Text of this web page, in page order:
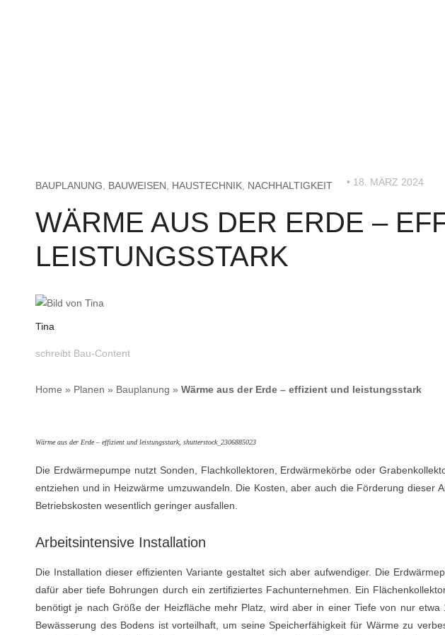
BAUPLANUNG BAUWEISEN HAUSTECHNIK NACHHALTIGKEIT • 18. MÄRZ 2024
WÄRME AUS DER ERDE –
LEISTUNGSSTARK
Tina
schreibt Bau-Content
Home » Planen » Bauplanung » Wärme aus der Erde – effizient und leistungsstark
Wärme aus der Erde – effizient und leistungsstark, shutterstock_2306885023
Die Erdwärmepumpe nutzt Sonden, Flachkollektoren, Erdwärmekörbe oder
entziehen und in Heizwärme umzuwandeln. Die Kosten, aber auch die Förderung dieser
Betriebskosten wesentlich geringer ausfallen.
Arbeitsintensive Installation
Die Installation dieser effizienten Variante gestaltet sich aber aufwendiger. Die
dafür aber tiefe Bohrungen durch ein zertifiziertes Fachunternehmen. Ein
benötigt je nach Größe der Heizfläche mehr Platz, wird aber in einer Tiefe von nur
Bewässerung des Bodens ist vorteilhaft, um seine Speicherfähigkeit für Wärme zu